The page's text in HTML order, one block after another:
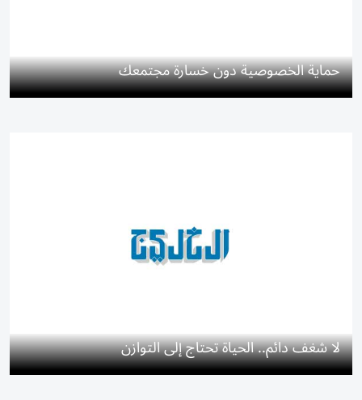
حماية الخصوصية دون خسارة مجتمعك
لا شغف دائم.. الحياة تحتاج إلى التوازن